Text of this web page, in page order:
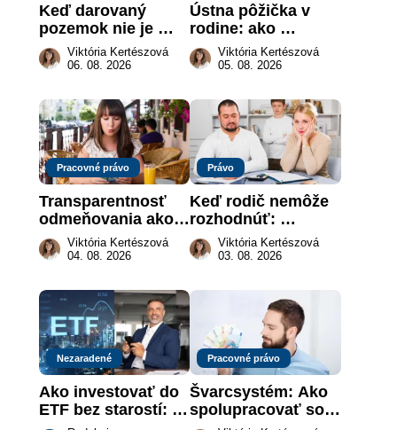
Keď darovaný
pozemok nie je
„hotová vec“: kedy
môže darca žiadať
Viktória Kertészová
06. 08. 2026
Ústna pôžička v
rodine: ako
vymôcť peniaze,
keď na papieri nie
Viktória Kertészová
05. 08. 2026
Pracovné právo
Transparentnosť
odmeňovania ako
právna povinnosť:
revolúcia na
práce
Viktória Kertészová
04. 08. 2026
Právo
Keď rodič nemôže
rozhodnúť:
nahradenie prejavu
vôle súdom v
Viktória Kertészová
03. 08. 2026
Nezaradené
Ako investovať do
ETF bez starostí:
Pracovné právo
Švarcsystém: Ako
spolupracovať so